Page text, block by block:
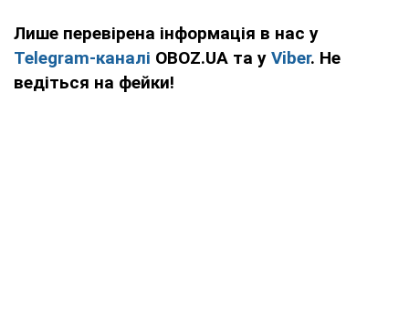
Лише перевірена інформація в нас у
Telegram-каналі OBOZ.UA та у Viber. Не
ведіться на фейки!